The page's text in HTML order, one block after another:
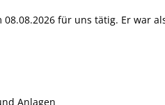
08.08.2026 für uns tätig. Er war
Anlagen